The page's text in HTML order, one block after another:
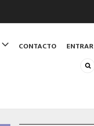
CONTACTO ENTRAR